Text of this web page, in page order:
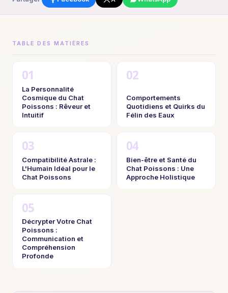
TABLE DES MATIÈRES
La Personnalité
Cosmique du Chat
Poissons : Rêveur et
Intuitif
Comportements
Quotidiens et Quirks du
Félin des Eaux
Compatibilité Astrale :
L'Humain Idéal pour le
Chat Poissons
Bien-être et Santé du
Chat Poissons : Une
Approche Holistique
Décrypter Votre Chat
Poissons :
Communication et
Compréhension
Profonde